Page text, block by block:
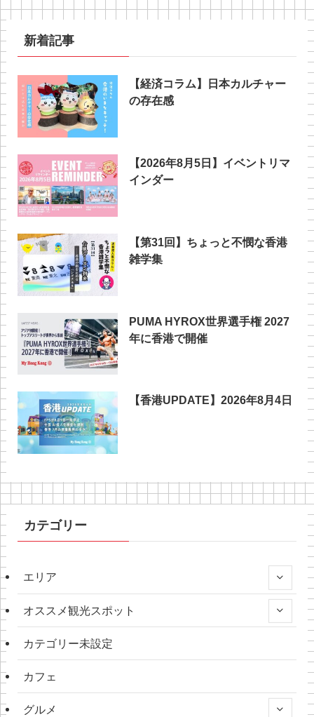
新着記事
【経済コラム】日本カルチャー
の存在感
【2026年8月5日】イベントリマ
インダー
【第31回】ちょっと不憫な香港
雑学集
PUMA HYROX世界選手権 2027
年に香港で開催
【香港UPDATE】2026年8月4日
カテゴリー
エリア
オススメ観光スポット
カテゴリー未設定
カフェ
グルメ